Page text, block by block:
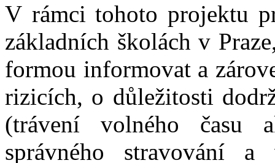
V rámci tohoto projektu
základních školách v
formou informovat a
rizicích, o důležitosti
(trávení volného času
správného stravování